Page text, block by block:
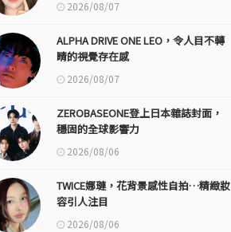
2026/08/07
ALPHA DRIVE ONE LEO，令人目不轉
睛的視覺存在感
2026/08/07
ZEROBASEONE登上日本雜誌封面，
穩固的全球影響力
2026/08/06
TWICE娜璉，花背景感性自拍…精緻妝
容引人注目
2026/08/06